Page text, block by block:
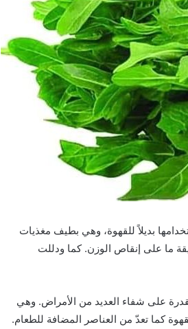
بديلاً للقهوة، وهي بطيف مغذيات
ما على إنقاص الوزن. كما ودللت
على شفاء العديد من الأمراض. وهي
كما تعدّ من العناصر المضافة للطعام.